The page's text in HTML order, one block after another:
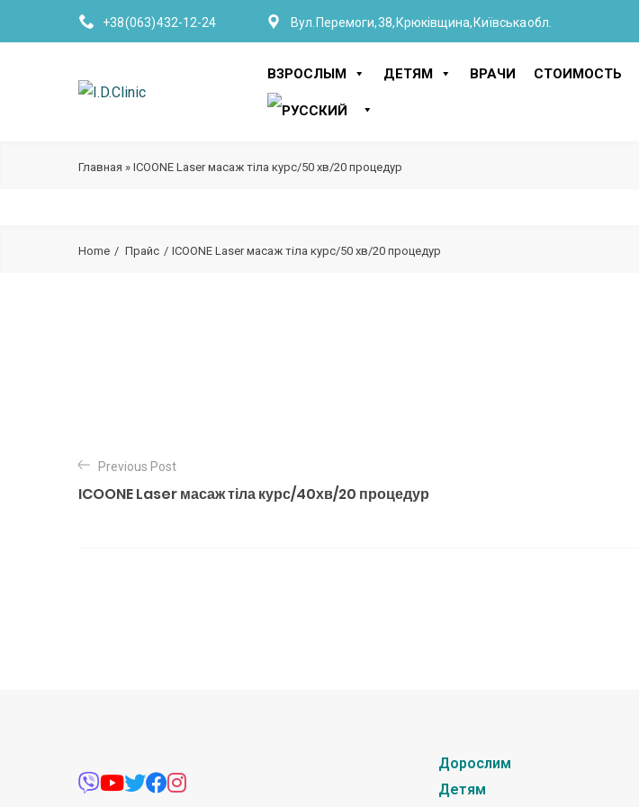
+38 (063) 432-12-24 Вул. Перемоги, 38, Крюківщина, Київська обл.
ВЗРОСЛЫМ ДЕТЯМ ВРАЧИ СТОИМОСТЬ
Главная » ICOONE Laser масаж тіла курс/50 хв/20 процедур
Home Прайс ICOONE Laser масаж тіла курс/50 хв/20 процедур
Previous Post
ICOONE Laser масаж тіла курс/40хв/20 процедур
Дорослим
Детям